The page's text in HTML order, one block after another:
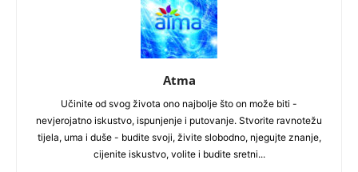
Atma
Učinite od svog života ono najbolje što on može biti -
nevjerojatno iskustvo, ispunjenje i putovanje. Stvorite ravnotežu
tijela, uma i duše - budite svoji, živite slobodno, njegujte znanje,
cijenite iskustvo, volite i budite sretni...